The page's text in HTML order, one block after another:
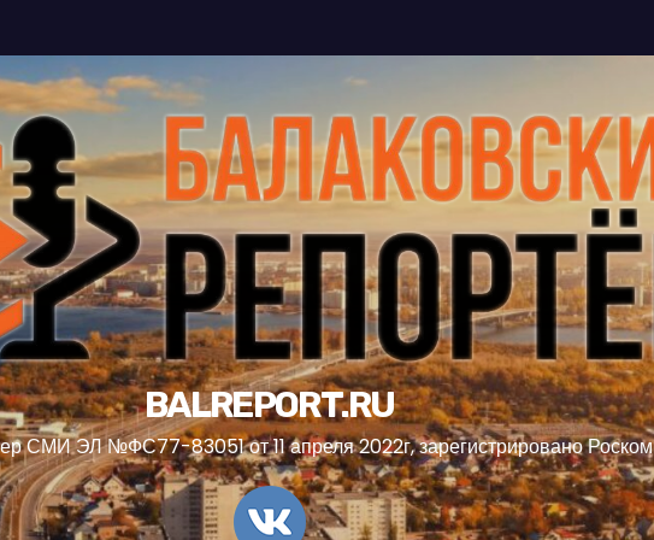
BALREPORT.RU
СМИ ЭЛ №ФС77-83051 от 11 апреля 2022г, зарегистрировано